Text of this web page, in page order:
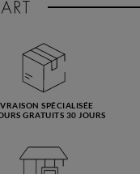
SPÉCIALISÉE
GRATUITS 30 JOURS